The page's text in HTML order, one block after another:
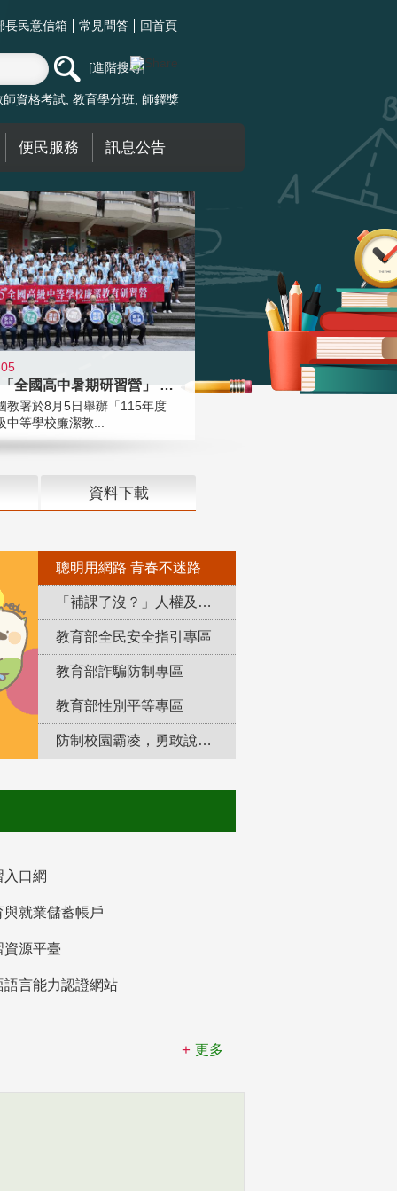
長民意信箱 常見問答 回首頁
進階搜尋
師資格考試 教育學分班 師鐸獎
便民服務 訊息公告
國教署「全國高中暑期研習營」 以多
教署於8月5日舉辦「115年度
中等學校廉潔教...
資料下載
聰明用網路 青春不迷路
「補課了沒？」人權及轉型正義教育專區
教育部全民安全指引專區
教育部詐騙防制專區
教育部性別平等專區
防制校園霸凌，勇敢說出來！
入口網
與就業儲蓄帳戶
資源平臺
語言能力認證網站
更多